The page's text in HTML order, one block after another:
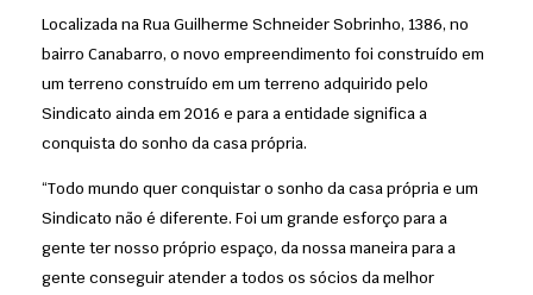
Localizada na Rua Guilherme Schneider Sobrinho, 1386, no
bairro Canabarro, o novo empreendimento foi construído em
um terreno construído em um terreno adquirido pelo
Sindicato ainda em 2016 e para a entidade significa a
conquista do sonho da casa própria.
“Todo mundo quer conquistar o sonho da casa própria e um
Sindicato não é diferente. Foi um grande esforço para a
gente ter nosso próprio espaço, da nossa maneira para a
gente conseguir atender a todos os sócios da melhor